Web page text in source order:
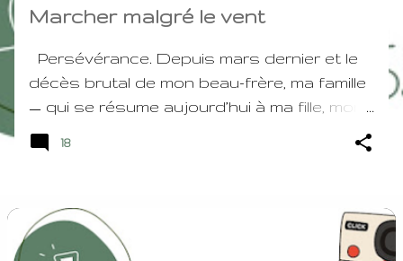
Marcher malgré le vent
Persévérance. Depuis mars dernier et le
décès brutal de mon beau-frère, ma famille
— qui se résume aujourd’hui à ma fille, mon
mari et moi — tentons de survivre à ce
manque cruel. Nous essayons tant bien
situation qui nous échappe parfois. Entre
le notaire, une personne tapie dans l’ombre
18